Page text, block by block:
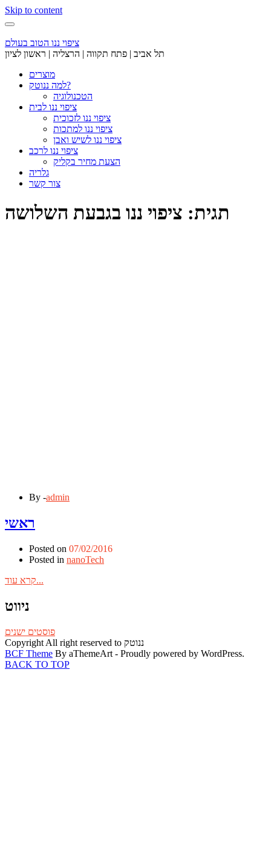
Skip to content
ציפוי ננו הטוב בעולם
תל אביב | פתח תקווה | הרצליה | ראשון לציון
מוצרים
למה ננוטק?
הטכנולוגיה
ציפוי ננו לבית
ציפוי ננו לזכוכית
ציפוי ננו למתכות
ציפוי ננו לשיש ואבן
ציפוי ננו לרכב
הצעת מחיר בקליק
גלריה
צור קשר
תגית: ציפוי ננו בגבעת השלושה
By -admin
ראשי
Posted on 07/02/2016
Posted in nanoTech
קרא עוד...
ניווט
פוסטים ישנים
Copyright All right reserved to ננוטק
BCF Theme By aThemeArt - Proudly powered by WordPress.
BACK TO TOP